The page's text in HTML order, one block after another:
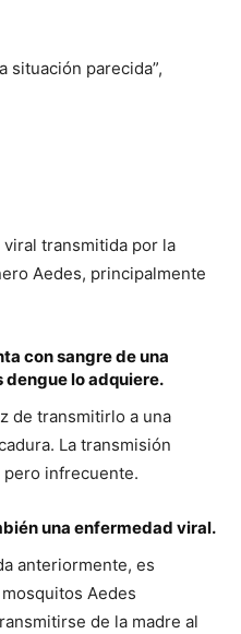
situación parecida”,
transmitida por la
Aedes, principalmente
con sangre de una
lo adquiere.
de transmitirlo a una
La transmisión
infrecuente.
una enfermedad viral.
anteriormente, es
Aedes
de la madre al